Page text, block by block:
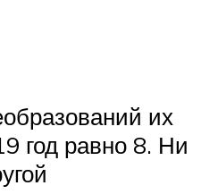
их
год равно 8. Ни